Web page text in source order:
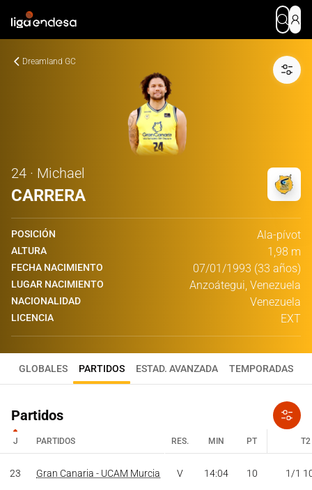
Dreamland GC
24 · Michael
CARRERA
POSICIÓN Ala-pívot
ALTURA 1,98 m
FECHA NACIMIENTO 07/01/1993 (33 años)
LUGAR NACIMIENTO Anzoátegui, Venezuela
NACIONALIDAD Venezuela
LICENCIA EXT
GLOBALES PARTIDOS ESTAD. AVANZADA TEMPORADAS
Partidos
J PARTIDOS RES. MIN PT T2
23 Gran Canaria - UCAM Murcia V 14:04 10 1/1